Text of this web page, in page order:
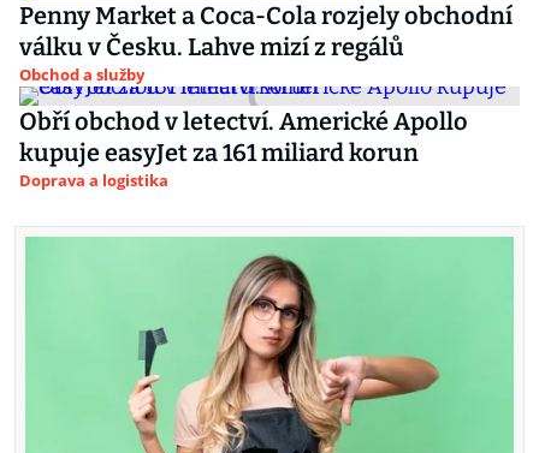
Penny Market a Coca-Cola rozjely obchodní
válku v Česku. Lahve mizí z regálů
Obchod a služby
Obří obchod v letectví. Americké Apollo
kupuje easyJet za 161 miliard korun
Doprava a logistika